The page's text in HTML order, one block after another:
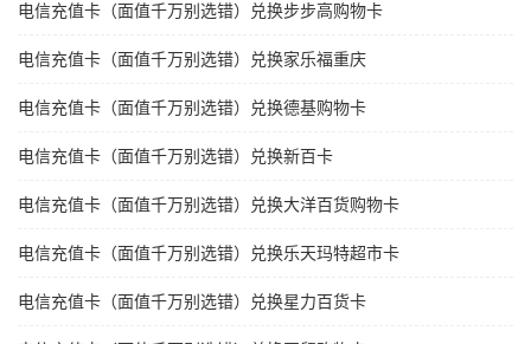
电信充值卡（面值千万别选错）兑换步步高购物卡
电信充值卡（面值千万别选错）兑换家乐福重庆
电信充值卡（面值千万别选错）兑换德基购物卡
电信充值卡（面值千万别选错）兑换新百卡
电信充值卡（面值千万别选错）兑换大洋百货购物卡
电信充值卡（面值千万别选错）兑换乐天玛特超市卡
电信充值卡（面值千万别选错）兑换星力百货卡